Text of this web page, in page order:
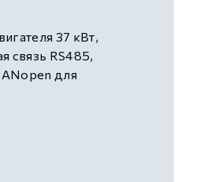
37 кВт,
связь RS485,
для
вывода,
трёхфазное